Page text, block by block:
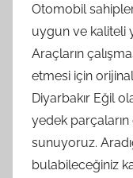
Otomobil
uygun ve kaliteli
Araçların
etmesi için
Diyarbakır Eğil
yedek
sunuyoruz.
bulabileceğiniz